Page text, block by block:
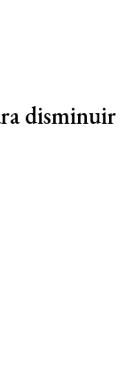
disminuir